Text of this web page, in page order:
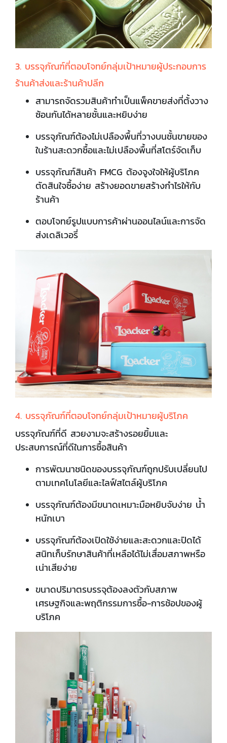
3. บรรจุภัณฑ์ที่ตอบโจทย์กลุ่มเป้าหมายผู้ประกอบการ
ร้านค้าส่งและร้านค้าปลีก
สามารถจัดรวมสินค้าทำเป็นแพ็คขายส่งที่ต้้งวาง
ซ้อนกันได้หลายชั้นและหยิบง่าย
บรรจุภัณฑ์ต้องไม่เปลืองพื้นที่วางบนชั้นขายของ
ในร้านสะดวกซื้อและไม่เปลืองพื้นที่สโตร์จัดเก็บ
บรรจุภัณฑ์สินค้า FMCG ต้องจูงใจให้ผู้บริโภค
ตัดสินใจซื้อง่าย สร้างยอดขายสร้างกำไรให้กับ
ร้านค้า
ตอบโจทย์รูปแบบการค้าผ่านออนไลน์และการจัด
ส่งเดลิเวอรี่
4. บรรจุภัณฑ์ที่ตอบโจทย์กลุ่มเป้าหมายผู้บริโภค
บรรจุภัณฑ์ที่ดี สวยงามจะสร้างรอยยิ้มและ
ประสบการณ์ที่ดีในการซื้อสินค้า
การพัฒนาชนิดของบรรจุภัณฑ์ถูกปรับเปลี่ยนไป
ตามเทคโนโลยีและไลฟ์สไตล์ผู้บริโภค
บรรจุภัณฑ์ต้องมีขนาดเหมาะมือหยิบจับง่าย น้ำ
หนักเบา
บรรจุภัณฑ์ต้องเปิดใช้ง่ายและสะดวกและปิดได้
สนิทเก็บรักษาสินค้าที่เหลือได้ไม่เสื่อมสภาพหรือ
เน่าเสียง่าย
ขนาดปริมาตรบรรจุต้องลงตัวกับสภาพ
เศรษฐกิจและพฤติกรรมการซื้อ-การช้อปของผู้
บริโภค